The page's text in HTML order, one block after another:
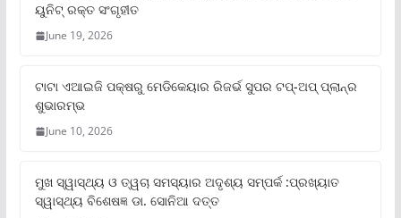
ୟୁନିଟ୍‌ ରକ୍ତ ସଂଗୃହୀତ
June 19, 2026
ଟାଟା ଏଆଇଜି ପକ୍ଷରୁ ମେଡିକେୟାର ରିଜର୍ଭ ସୁପର ଟପ୍‌-ଅପ୍ ପ୍ଲାନ୍‌ର
ଶୁଭାରମ୍ଭ
June 10, 2026
ମୁଖ ସ୍ୱାସ୍ଥ୍ୟ ଓ ତ୍ୱଚା ସମସ୍ୟାର ଅଦୃଶ୍ୟ ସମ୍ପର୍କ :ପ୍ରଖ୍ୟାତ
ସ୍ୱାସ୍ଥ୍ୟ ବିଶେଷଜ୍ଞ ଡା. ସୋନିଆ ଦତ୍ତ